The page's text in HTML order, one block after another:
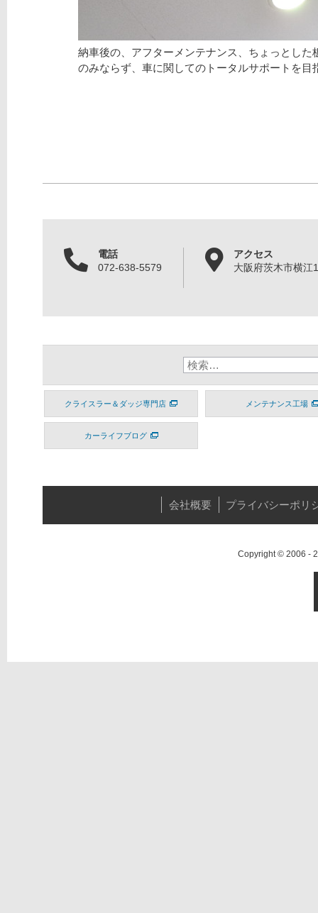
納車後の、アフターメンテナンス、ちょっとした
のみならず、車に関してのトータルサポートを目
電話
072-638-5579
アクセス
大阪府茨木市横江
クライスラー＆ダッジ専門店 メンテナンス工場
カーライフブログ
会社概要 プライバシーポリ
Copyright © 2006 -